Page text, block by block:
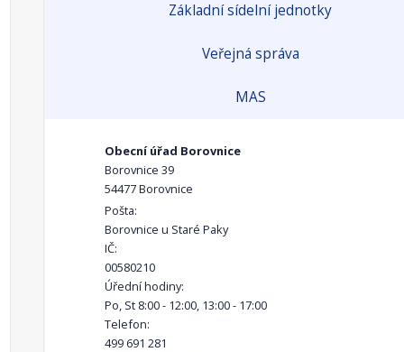
Základní sídelní jednotky
Veřejná správa
MAS
Obecní úřad Borovnice
Borovnice 39
54477 Borovnice
Pošta:
Borovnice u Staré Paky
IČ:
00580210
Úřední hodiny:
Po, St 8:00 - 12:00, 13:00 - 17:00
Telefon:
499 691 281